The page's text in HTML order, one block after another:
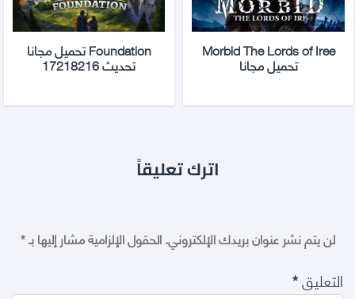
Morbid The Lords of Iree
تحميل مجانا
Foundation تحميل مجانا
تحديث 17218216
اترك تعليقاً
لن يتم نشر عنوان بريدك الإلكتروني.الحقول الإلزامية مشار إليها بـ*
التعليق*